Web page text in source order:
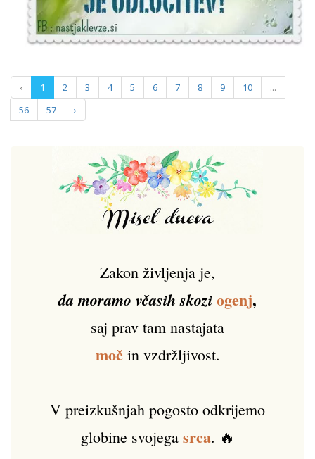
‹ 1 2 3 4 5 6 7 8 9 10
...
56
57 ›
Zakon življenja je,
da moramo včasih skoziogenj,
saj prav tam nastajata
močin vzdržljivost.
V preizkušnjah pogosto odkrijemo
globine svojega srca. 🔥